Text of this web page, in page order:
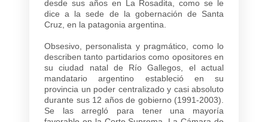
desde sus años en La Rosadita, como se le
dice a la sede de la gobernación de Santa
Cruz, en la patagonia argentina.
Obsesivo, personalista y pragmático, como lo
describen tanto partidarios como opositores en
su ciudad natal de Río Gallegos, el actual
mandatario argentino estableció en su
provincia un poder centralizado y casi absoluto
durante sus 12 años de gobierno (1991-2003).
Se las arregló para tener una mayoría